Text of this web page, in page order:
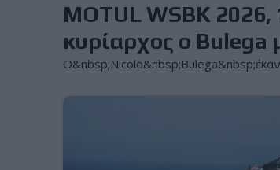
MOTUL WSBK
κυρίαρχος ο Bulega